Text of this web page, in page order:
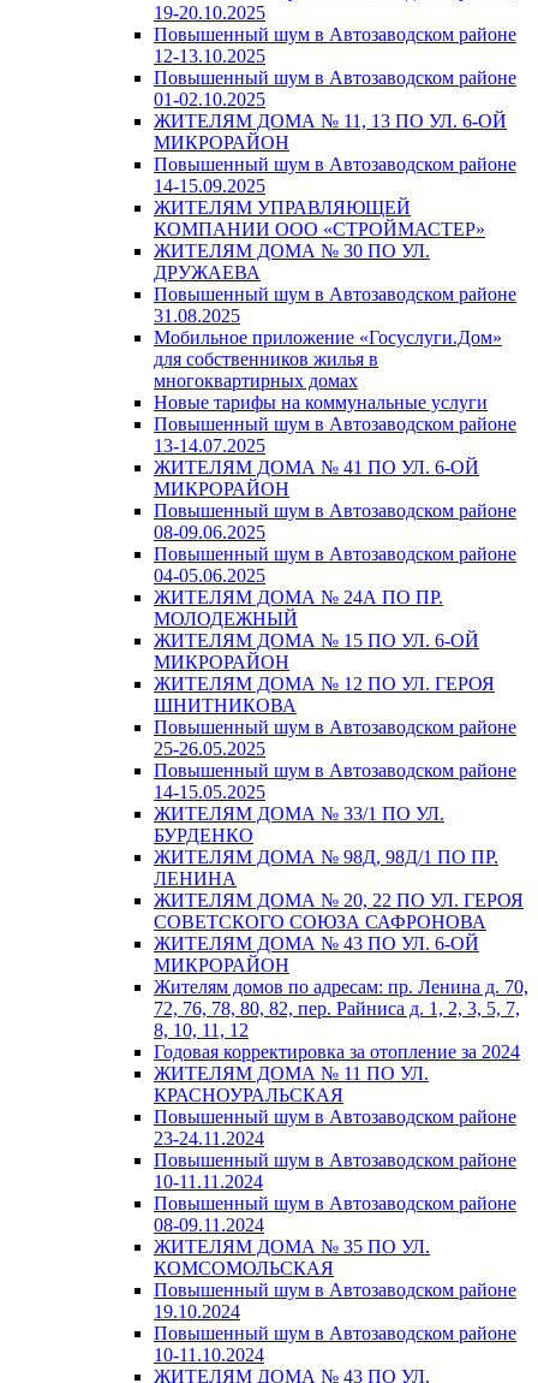
19-20.10.2025
Повышенный шум в Автозаводском районе
12-13.10.2025
Повышенный шум в Автозаводском районе
01-02.10.2025
ЖИТЕЛЯМ ДОМА № 11, 13 ПО УЛ. 6-ОЙ
МИКРОРАЙОН
Повышенный шум в Автозаводском районе
14-15.09.2025
ЖИТЕЛЯМ УПРАВЛЯЮЩЕЙ
КОМПАНИИ ООО «СТРОЙМАСТЕР»
ЖИТЕЛЯМ ДОМА № 30 ПО УЛ.
ДРУЖАЕВА
Повышенный шум в Автозаводском районе
31.08.2025
Мобильное приложение «Госуслуги.Дом»
для собственников жилья в
многоквартирных домах
Новые тарифы на коммунальные услуги
Повышенный шум в Автозаводском районе
13-14.07.2025
ЖИТЕЛЯМ ДОМА № 41 ПО УЛ. 6-ОЙ
МИКРОРАЙОН
Повышенный шум в Автозаводском районе
08-09.06.2025
Повышенный шум в Автозаводском районе
04-05.06.2025
ЖИТЕЛЯМ ДОМА № 24А ПО ПР.
МОЛОДЕЖНЫЙ
ЖИТЕЛЯМ ДОМА № 15 ПО УЛ. 6-ОЙ
МИКРОРАЙОН
ЖИТЕЛЯМ ДОМА № 12 ПО УЛ. ГЕРОЯ
ШНИТНИКОВА
Повышенный шум в Автозаводском районе
25-26.05.2025
Повышенный шум в Автозаводском районе
14-15.05.2025
ЖИТЕЛЯМ ДОМА № 33/1 ПО УЛ.
БУРДЕНКО
ЖИТЕЛЯМ ДОМА № 98Д, 98Д/1 ПО ПР.
ЛЕНИНА
ЖИТЕЛЯМ ДОМА № 20, 22 ПО УЛ. ГЕРОЯ
СОВЕТСКОГО СОЮЗА САФРОНОВА
ЖИТЕЛЯМ ДОМА № 43 ПО УЛ. 6-ОЙ
МИКРОРАЙОН
Жителям домов по адресам: пр. Ленина д. 70,
72, 76, 78, 80, 82, пер. Райниса д. 1, 2, 3, 5, 7,
8, 10, 11, 12
Годовая корректировка за отопление за 2024
ЖИТЕЛЯМ ДОМА № 11 ПО УЛ.
КРАСНОУРАЛЬСКАЯ
Повышенный шум в Автозаводском районе
23-24.11.2024
Повышенный шум в Автозаводском районе
10-11.11.2024
Повышенный шум в Автозаводском районе
08-09.11.2024
ЖИТЕЛЯМ ДОМА № 35 ПО УЛ.
КОМСОМОЛЬСКАЯ
Повышенный шум в Автозаводском районе
19.10.2024
Повышенный шум в Автозаводском районе
10-11.10.2024
ЖИТЕЛЯМ ДОМА № 43 ПО УЛ.